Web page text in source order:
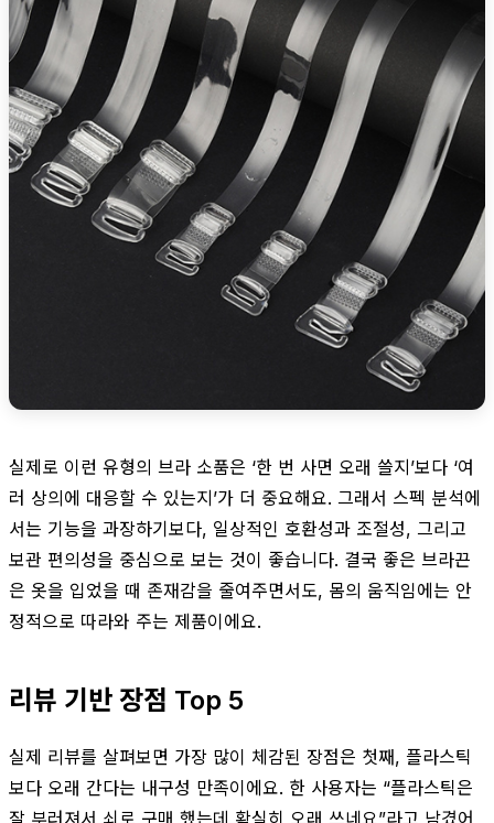
실제로 이런 유형의 브라 소품은 ‘한 번 사면 오래 쓸지’보다 ‘여
러 상의에 대응할 수 있는지’가 더 중요해요. 그래서 스펙 분석에
서는 기능을 과장하기보다, 일상적인 호환성과 조절성, 그리고
보관 편의성을 중심으로 보는 것이 좋습니다. 결국 좋은 브라끈
은 옷을 입었을 때 존재감을 줄여주면서도, 몸의 움직임에는 안
정적으로 따라와 주는 제품이에요.
리뷰 기반 장점 Top 5
실제 리뷰를 살펴보면 가장 많이 체감된 장점은 첫째, 플라스틱
보다 오래 간다는 내구성 만족이에요. 한 사용자는 “플라스틱은
잘 부러져서 쇠로 구매 했는데 확실히 오래 쓰네요”라고 남겼어